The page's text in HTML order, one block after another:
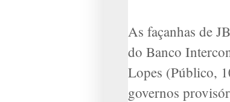
As façanhas de
do Banco
Lopes (Público,
governos